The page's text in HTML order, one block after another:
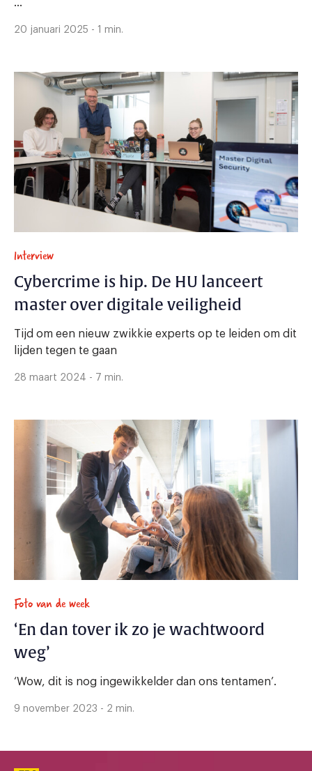
...
20 januari 2025 - 1 min.
Interview
Cybercrime is hip. De HU lanceert
master over digitale veiligheid
Tijd om een nieuw zwikkie experts op te leiden om dit
lijden tegen te gaan
28 maart 2024 - 7 min.
Foto van de week
‘En dan tover ik zo je wachtwoord
weg’
‘Wow, dit is nog ingewikkelder dan ons tentamen’.
9 november 2023 - 2 min.